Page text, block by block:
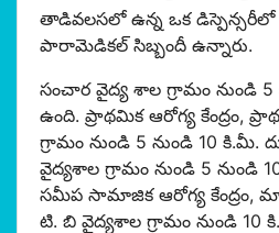
తాడివలసలో ఉన్న ఒక డిస్పెన్సరీలో
పారామెడికల్ సిబ్బందీ ఉన్నారు.
సంచార వైద్య శాల గ్రామం నుండి
ఉంది. ప్రాథమిక ఆరోగ్య కేంద్రం,
గ్రామం నుండి 5 నుండి 10
వైద్యశాల గ్రామం నుండి 5 నుండి
సమీప సామాజిక ఆరోగ్య కేంద్రం, మాతా
టి. బి వైద్యశాల గ్రామం నుండి 10